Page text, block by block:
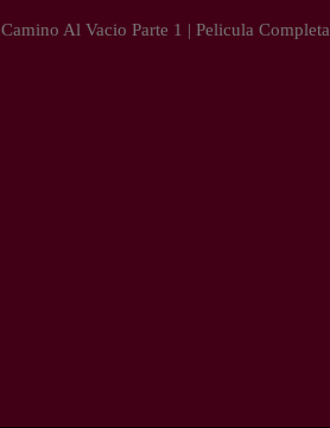
Camino Al Vacio Parte 1 | Pelicula Completa